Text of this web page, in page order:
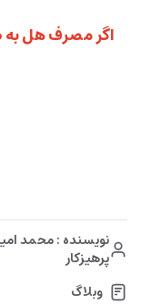
اگر مصرف هل
نویسنده : محمد
پرهیزکار
وبلاگ